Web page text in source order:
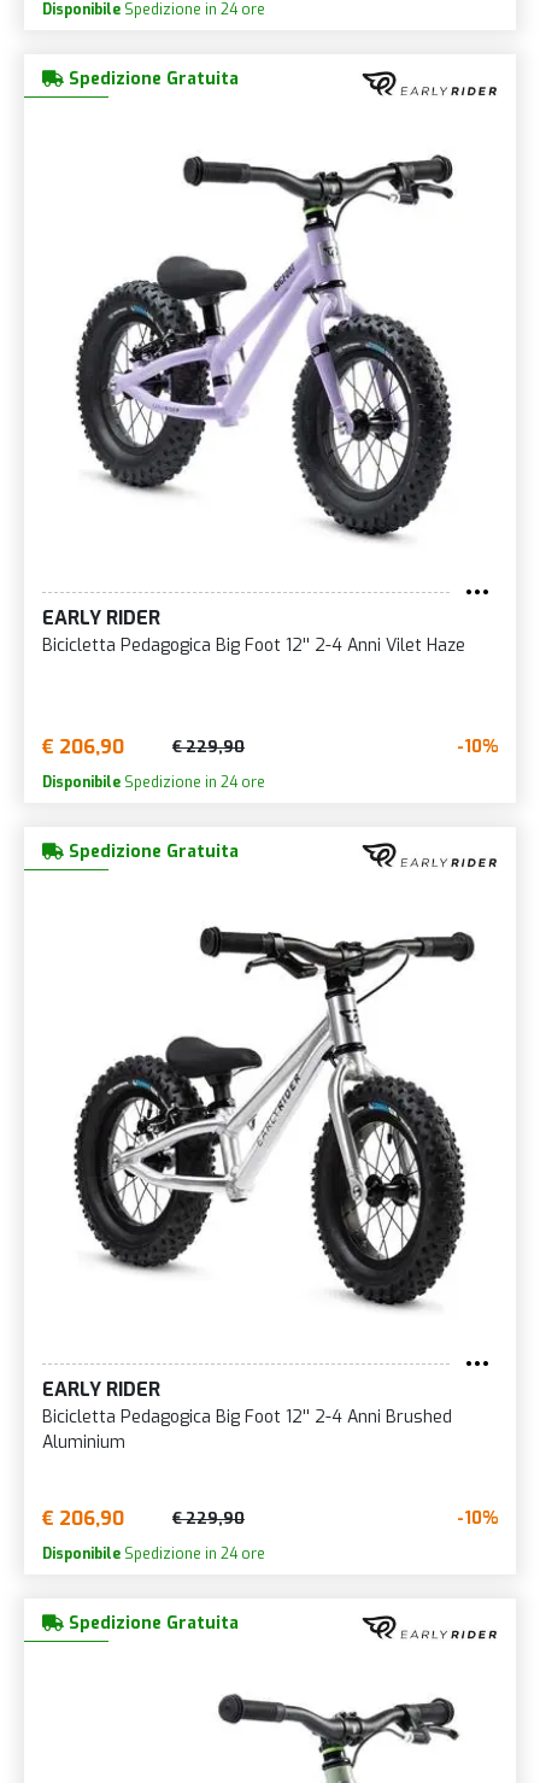
Disponibile Spedizione in 24 ore
Spedizione Gratuita
EARLY RIDER
Bicicletta Pedagogica Big Foot 12'' 2-4 Anni Vilet Haze
€ 206,90 € 229,90 -10%
Disponibile Spedizione in 24 ore
Spedizione Gratuita
EARLY RIDER
Bicicletta Pedagogica Big Foot 12'' 2-4 Anni Brushed
Aluminium
€ 206,90 € 229,90 -10%
Disponibile Spedizione in 24 ore
Spedizione Gratuita